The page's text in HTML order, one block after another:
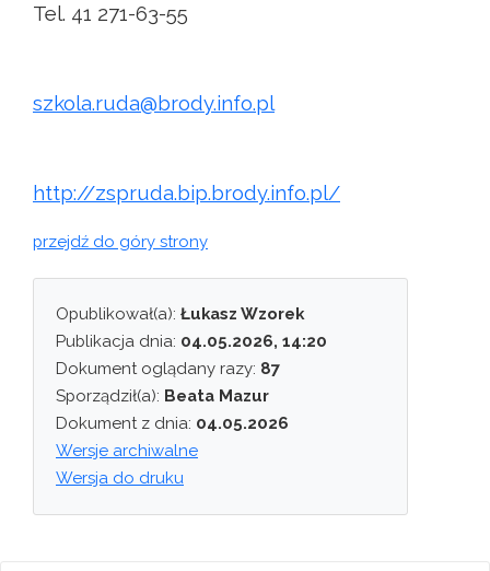
Tel. 41 271-63-55
szkola.ruda@brody.info.pl
http://zspruda.bip.brody.info.pl/
przejdź do góry strony
Opublikował(a): Łukasz Wzorek
Publikacja dnia: 04.05.2026, 14:20
Dokument oglądany razy: 87
Sporządził(a): Beata Mazur
Dokument z dnia: 04.05.2026
Wersje archiwalne
Wersja do druku